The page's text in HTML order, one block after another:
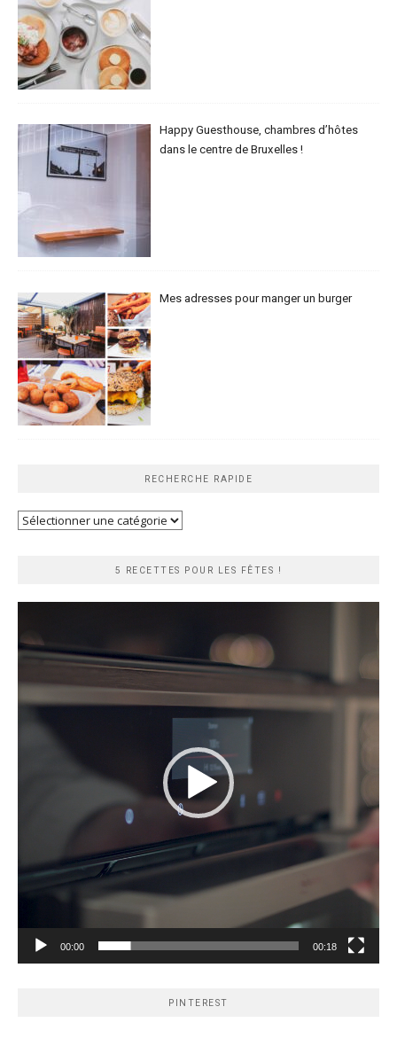
Happy Guesthouse, chambres d’hôtes
dans le centre de Bruxelles !
Mes adresses pour manger un burger
RECHERCHE RAPIDE
Recherche
5 RECETTES POUR LES FÊTES !
00:00 00:18
PINTEREST